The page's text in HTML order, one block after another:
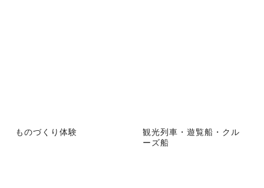
ものづくり体験
観光列車・遊覧船・クル
ーズ船